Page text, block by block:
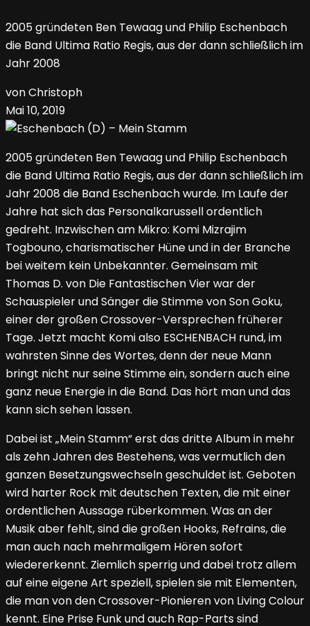
2005 gründeten Ben Tewaag und Philip Eschenbach
die Band Ultima Ratio Regis, aus der dann schließlich im
Jahr 2008
von Christoph
Mai 10, 2019
2005 gründeten Ben Tewaag und Philip Eschenbach
die Band Ultima Ratio Regis, aus der dann schließlich im
Jahr 2008 die Band Eschenbach wurde. Im Laufe der
Jahre hat sich das Personalkarussell ordentlich
gedreht. Inzwischen am Mikro: Komi Mizrajim
Togbouno, charismatischer Hüne und in der Branche
bei weitem kein Unbekannter. Gemeinsam mit
Thomas D. von Die Fantastischen Vier war der
Schauspieler und Sänger die Stimme von Son Goku,
einer der großen Crossover-Versprechen früherer
Tage. Jetzt macht Komi also ESCHENBACH rund, im
wahrsten Sinne des Wortes, denn der neue Mann
bringt nicht nur seine Stimme ein, sondern auch eine
ganz neue Energie in die Band. Das hört man und das
kann sich sehen lassen.
Dabei ist „Mein Stamm“ erst das dritte Album in mehr
als zehn Jahren des Bestehens, was vermutlich den
ganzen Besetzungswechseln geschuldet ist. Geboten
wird harter Rock mit deutschen Texten, die mit einer
ordentlichen Aussage rüberkommen. Was an der
Musik aber fehlt, sind die großen Hooks, Refrains, die
man auch nach mehrmaligem Hören sofort
wiedererkennt. Ziemlich sperrig und dabei trotz allem
auf eine eigene Art speziell, spielen sie mit Elementen,
die man von den Crossover-Pionieren von Living Colour
kennt. Eine Prise Funk und auch Rap-Parts sind